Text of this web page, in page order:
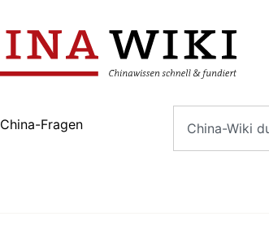
China-Fragen